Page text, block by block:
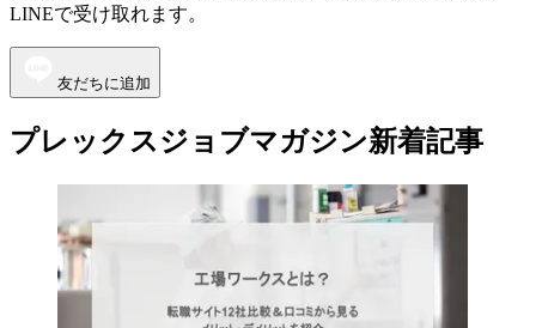
LINEで受け取れます。
友だちに追加
プレックスジョブマガジン新着記事